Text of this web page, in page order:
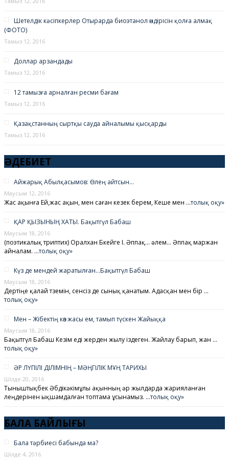
Шетелдік кәсіпкерлер Отырарда биоэтанол өндірісін қолға алмақ
(ФОТО)
Тамыз 12, 2016
Доллар арзандады
Тамыз 12, 2016
12 тамызға арналған ресми бағам
Тамыз 12, 2016
Қазақстанның сыртқы сауда айналымы қысқарды
Тамыз 12, 2016
ӘДЕБИЕТ
Айжарық Абылқасымов: Өлең айтсын…
Маусым 12, 2016
Жас ақынға Ей,жас ақын, мен саған кезек берем, Кеше мен …толық оқу»
ҚАР ҚЫЗЫНЫҢ ХАТЫ. Бақытгүл Бабаш
Маусым 18, 2016
(поэтикалық триптих) Оралхан Бөкейге I. Әппақ… әлем… Әппақ маржан
айналам. …толық оқу»
Күз де мендей жаратылған…Бақытгүл Бабаш
Маусым 18, 2016
Дертіңе қалай төземін, сенсіз де сынық қанатым. Адасқан мен бір …
толық оқу»
Мен – Жібектің көз жасы ем, тамып түскен Жайыққа
Маусым 18, 2016
Бақытгүл Бабаш Кезім еді жерден жылу іздеген. Жайлау барып, жан …
толық оқу»
ӘР ЛҮПІЛІ ДІЛІМНІҢ – МӘҢГІЛІК МҰҢ ТАРИХЫ
Шілде 20, 2016
Тыныштықбек Әбдікәкімұлы ақынның әр жылдарда жарияланған
өлеңдерінен ықшамдалған топтама ұсынамыз. …толық оқу»
БАЛА БАЙЛЫҒЫ
Бала тәрбиесі бабында ма?
Шілде 4, 2016